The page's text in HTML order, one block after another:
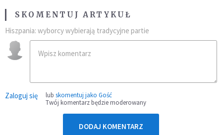
SKOMENTUJ ARTYKUŁ
Hiszpania: wyborcy wybierają tradycyjne partie
Zaloguj się lub skomentuj jako Gość
Twój komentarz będzie moderowany
DODAJ KOMENTARZ